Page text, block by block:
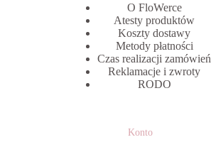
O FloWerce
Atesty produktów
Koszty dostawy
Metody płatności
Czas realizacji zamówień
Reklamacje i zwroty
RODO
Konto